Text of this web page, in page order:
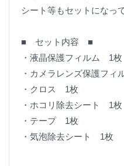
シート等もセットになっ
■ セット内容 ■
・液晶保護フィルム 1枚
・カメラレンズ保護フ
・クロス 1枚
・ホコリ除去シート 1枚
・テープ 1枚
・気泡除去シート 1枚